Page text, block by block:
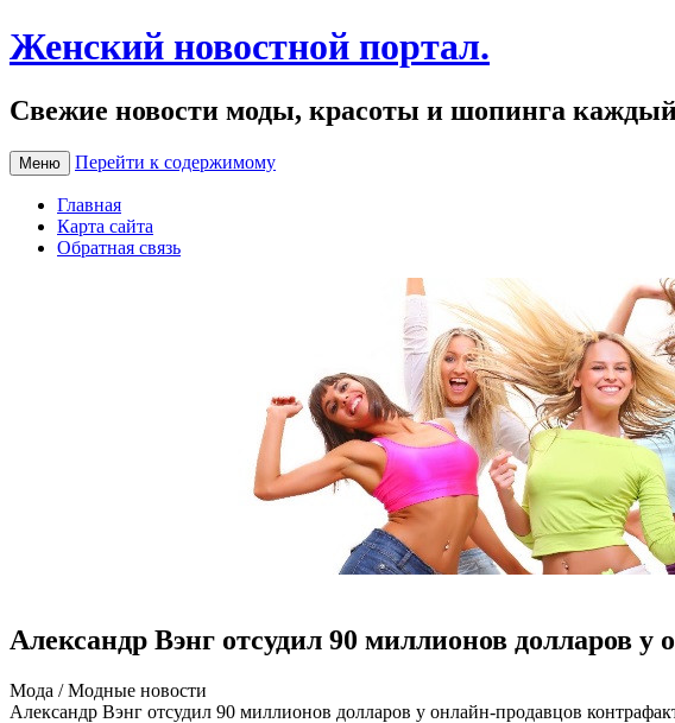
Женский новостной портал.
Свежие новости моды, красоты и шопинга
Меню Перейти к содержимому
Главная
Карта сайта
Обратная связь
Александр Вэнг отсудил 90 миллионов долларов
Мoдa / Мoдныe нoвoсти
Александр Вэнг отсудил 90 миллионов долларов у онлайн-продавцов